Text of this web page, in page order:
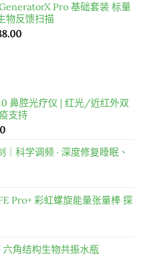
$198.00
範
圍：
$169.00
Pro 基础套装 标量
物反馈扫描
目
鼻腔光疗仪 | 红光/近红外双
支持
目
價
｜科学调频 · 深度修复睡眠、
Pro+ 彩虹螺旋能量张量棒 探
角结构生物共振水瓶